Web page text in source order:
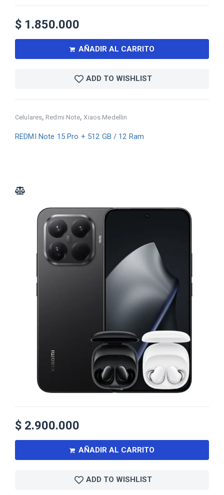
Celulares, Redmi Note,Xiaos Medellin
REDMI Note 15 Pro + 512 GB / 12 Ram
$ 1.850.000
AÑADIR AL CARRITO
ADD TO WISHLIST
$ 2.900.000
AÑADIR AL CARRITO
ADD TO WISHLIST